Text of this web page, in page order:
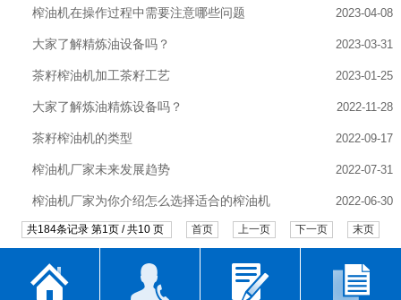
2023-04-08
榨油机在操作过程中需要注意哪些问题
2023-03-31
大家了解精炼油设备吗？
2023-01-25
茶籽榨油机加工茶籽工艺
2022-11-28
大家了解炼油精炼设备吗？
2022-09-17
茶籽榨油机的类型
2022-07-31
榨油机厂家未来发展趋势
2022-06-30
榨油机厂家为你介绍怎么选择适合的榨油机
共184条记录 第1页 / 共10 页 首页 上一页 下一页 末页